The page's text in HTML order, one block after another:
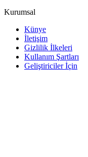
Kurumsal
Künye
İletişim
Gizlilik İlkeleri
Kullanım Şartları
Geliştiriciler İçin